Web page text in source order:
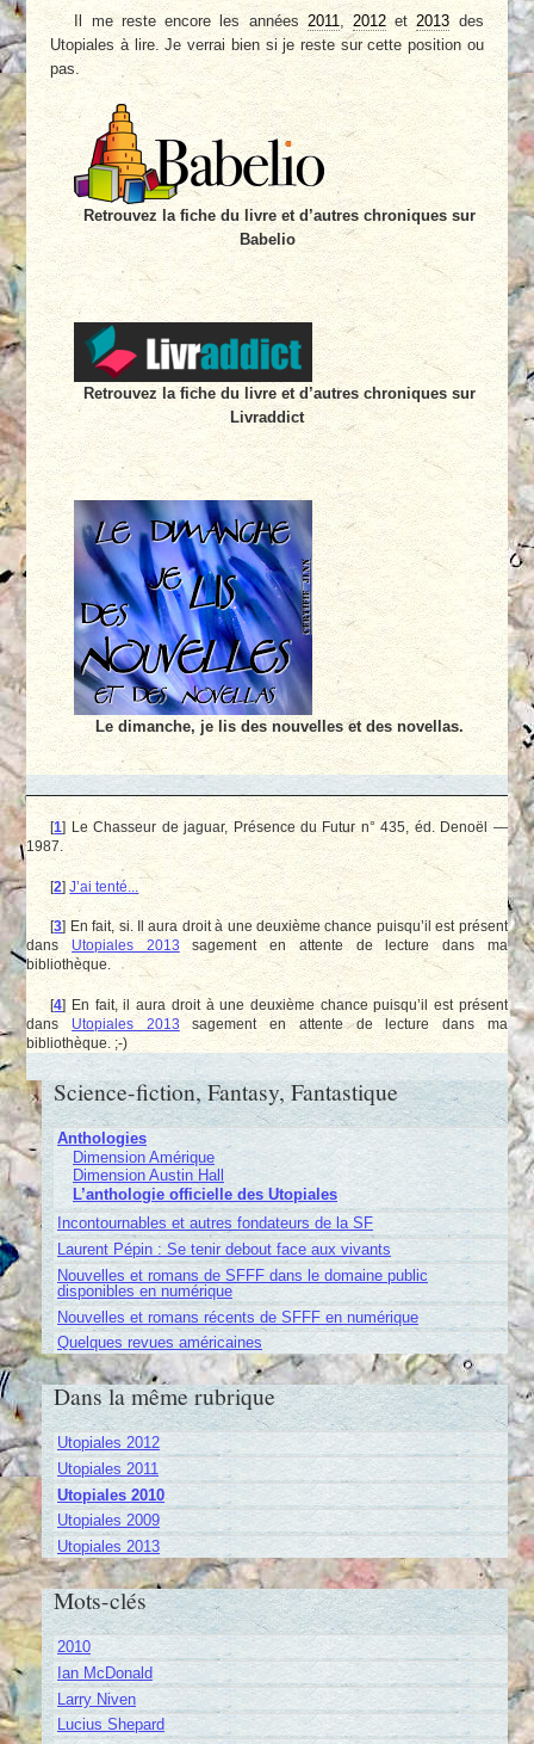
Il me reste encore les années2011 ,2012et2013 des
Utopiales à lire. Je verrai bien si je reste sur cette position ou
pas.
Retrouvez la fiche du livre et d’autres chroniques sur
Babelio
Retrouvez la fiche du livre et d’autres chroniques sur
Livraddict
Le dimanche, je lis des nouvelles et des novellas.
[1] Le Chasseur de jaguar, Présence du Futur n° 435, éd. Denoël —
1987.
[2] J’ai tenté...
[3] En fait, si. Il aura droit à une deuxième chance puisqu’il est présent
dans Utopiales 2013 sagement en attente de lecture dans ma
bibliothèque.
[4] En fait, il aura droit à une deuxième chance puisqu’il est présent
dans Utopiales 2013 sagement en attente de lecture dans ma
bibliothèque. ;-)
Science-fiction, Fantasy, Fantastique
Anthologies
Dimension Amérique
Dimension Austin Hall
L’anthologie officielle des Utopiales
Incontournables et autres fondateurs de la SF
Laurent Pépin : Se tenir debout face aux vivants
Nouvelles et romans de SFFF dans le domaine public
disponibles en numérique
Nouvelles et romans récents de SFFF en numérique
Quelques revues américaines
Dans la même rubrique
Utopiales 2012
Utopiales 2011
Utopiales 2010
Utopiales 2009
Utopiales 2013
Mots-clés
2010
Ian McDonald
Larry Niven
Lucius Shepard